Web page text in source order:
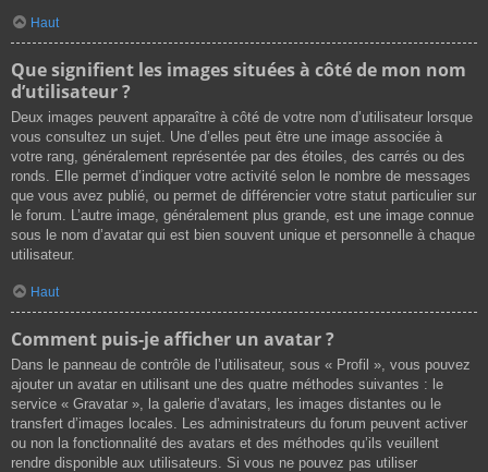
Haut
Que signifient les images situées à côté de mon nom
d’utilisateur ?
Deux images peuvent apparaître à côté de votre nom d’utilisateur lorsque
vous consultez un sujet. Une d’elles peut être une image associée à
votre rang, généralement représentée par des étoiles, des carrés ou des
ronds. Elle permet d’indiquer votre activité selon le nombre de messages
que vous avez publié, ou permet de différencier votre statut particulier sur
le forum. L’autre image, généralement plus grande, est une image connue
sous le nom d’avatar qui est bien souvent unique et personnelle à chaque
utilisateur.
Haut
Comment puis-je afficher un avatar ?
Dans le panneau de contrôle de l’utilisateur, sous « Profil », vous pouvez
ajouter un avatar en utilisant une des quatre méthodes suivantes : le
service « Gravatar », la galerie d’avatars, les images distantes ou le
transfert d’images locales. Les administrateurs du forum peuvent activer
ou non la fonctionnalité des avatars et des méthodes qu’ils veuillent
rendre disponible aux utilisateurs. Si vous ne pouvez pas utiliser